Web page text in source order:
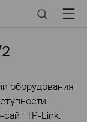
SearchMenu
оборудования
TP-Link.